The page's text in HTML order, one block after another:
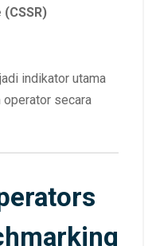
indikator utama
operator secara